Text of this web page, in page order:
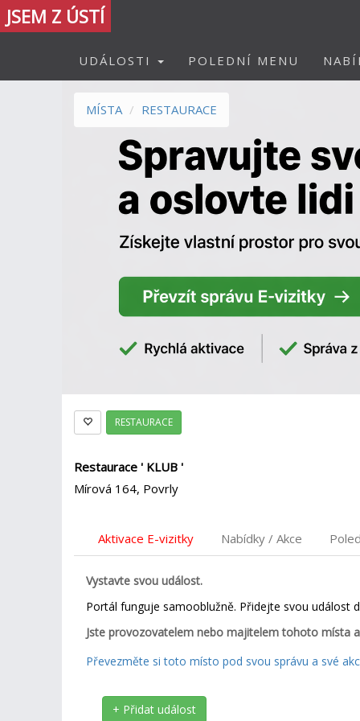
JSEM Z ÚSTÍ
UDÁLOSTI POLEDNÍ MENU
MÍSTA RESTAURACE
RESTAURACE
Restaurace ' KLUB '
Mírová 164, Povrly
Aktivace E-vizitky Nabídky / Akce
Vystavte svou událost.
Portál funguje samooblužně. Přidejte svou událost
Jste provozovatelem nebo majitelem tohoto místa
Převezměte si toto místo pod svou správu a své
+ Přidat událost